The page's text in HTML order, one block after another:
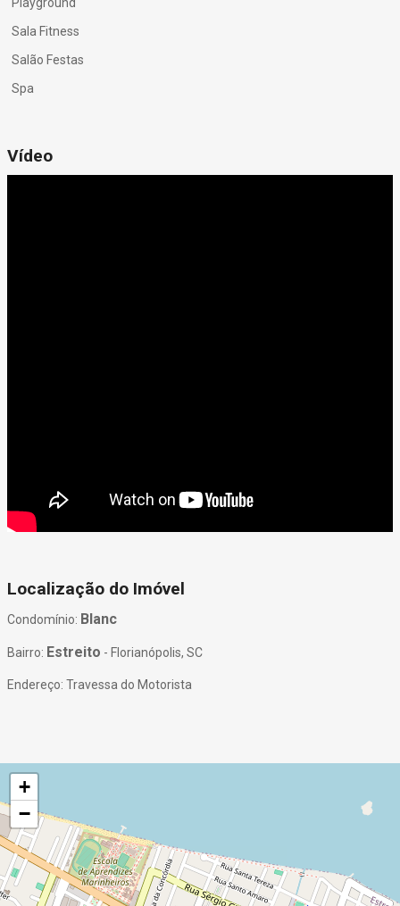
Sala Fitness
Salão Festas
Spa
Vídeo
Localização do Imóvel
Condomínio: Blanc
Bairro: Estreito - Florianópolis, SC
Endereço: Travessa do Motorista
+
−